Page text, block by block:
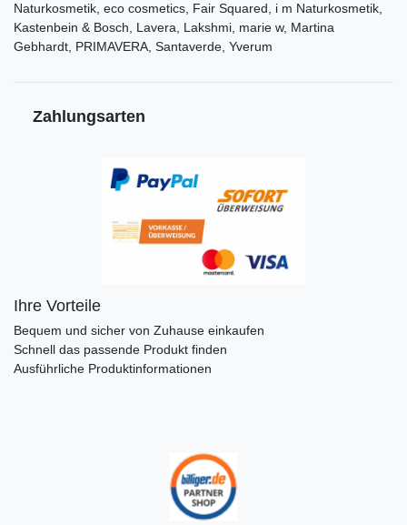
Naturkosmetik, eco cosmetics, Fair Squared, i m Naturkosmetik,
Kastenbein & Bosch, Lavera, Lakshmi, marie w, Martina
Gebhardt, PRIMAVERA, Santaverde, Yverum
Zahlungsarten
Ihre Vorteile
Bequem und sicher von Zuhause einkaufen
Schnell das passende Produkt finden
Ausführliche Produktinformationen